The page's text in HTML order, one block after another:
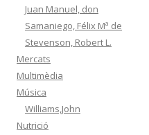
Juan Manuel, don
Samaniego, Félix Mª de
Stevenson, Robert L.
Mercats
Multimèdia
Música
Williams,John
Nutrició